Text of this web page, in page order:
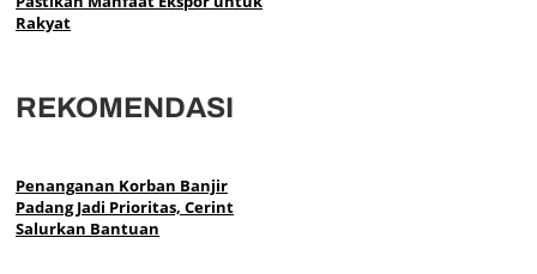
Rakyat
REKOMENDASI
Penanganan Korban Banjir
Padang Jadi Prioritas, Cerint
Salurkan Bantuan